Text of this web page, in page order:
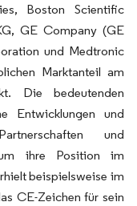
Boston Scientific
GE Company (GE
und Medtronic
Marktanteil am
Die bedeutenden
Entwicklungen und
und
um ihre Position im
beispielsweise im
CE-Zeichen für sein